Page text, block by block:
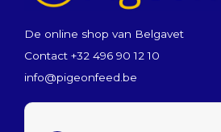
De online shop van Belgavet
Contact +32 496 90 12 10
info@pigeonfeed.be